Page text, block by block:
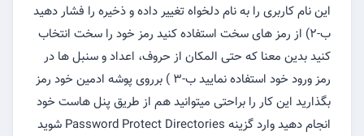
این نام کاربری را به نام دلخواه تغییر داده و ذخیره را فشار دهید
ب-۲) از رمز های سخت استفاده کنید رمز خود را سخت انتخاب
کنید بدین معنا که حتی المکان از حروف، اعداد و سنبل ها در
رمز ورود خود استفاده نمایید ب-۳ ) برروی پوشه ادمین خود رمز
بگذارید این کار را براحتی میتوانید هم از طریق پنل هاست خود
انجام دهید وارد گزینه Password Protect Directories شوید